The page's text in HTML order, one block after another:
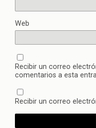
Web
Recibir un correo
comentarios a esta
Recibir un correo